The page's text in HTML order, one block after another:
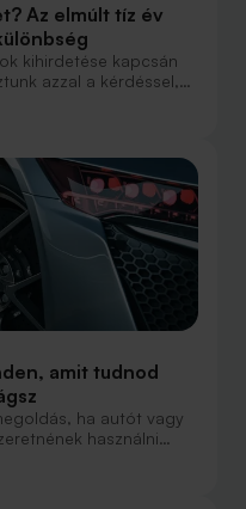
Az elmúlt tíz év
kihirdetése kapcsán
azzal a kérdéssel,
éri meg jobban. Előző
megéri a
ha inkább a
Hogyan áll ma valaki,
valaki, aki a bérlés
arra kényszerült?
amit tudnod
ha autót vagy
használni
ki kellene fizetniük.